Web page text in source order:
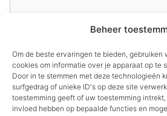
Beheer
Om de beste ervaringen te bieden,
cookies om informatie over je apparaat op te
Door in te stemmen met deze technologieën
surfgedrag of unieke ID's op deze site
toestemming geeft of uw toestemming
invloed hebben op bepaalde functies en
Naam
E-
mail